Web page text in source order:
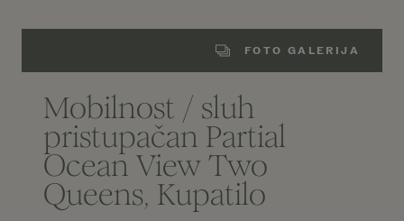
FOTO GALERIJA
Mobilnost / sluh
pristupačan Partial
Ocean View Two
Queens, Kupatilo